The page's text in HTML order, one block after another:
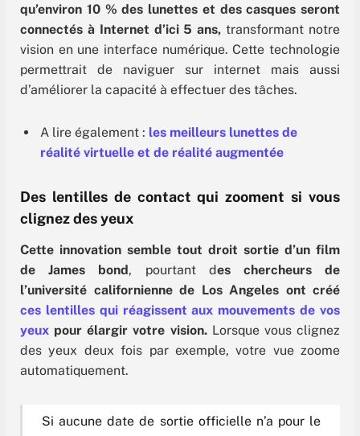
qu’environ 10 % des lunettes et des casques seront
connectés à Internet d’ici 5 ans, transformant notre
vision en une interface numérique. Cette technologie
permettrait de naviguer sur internet mais aussi
d’améliorer la capacité à effectuer des tâches.
A lire également : les meilleurs lunettes de
réalité virtuelle et de réalité augmentée
Des lentilles de contact qui zooment si vous
clignez des yeux
Cette innovation semble tout droit sortie d’un film
de James bond, pourtant des chercheurs de
l’université californienne de Los Angeles ont créé
ces lentilles qui réagissent aux mouvements de vos
yeux pour élargir votre vision. Lorsque vous clignez
des yeux deux fois par exemple, votre vue zoome
automatiquement.
Si aucune date de sortie officielle n’a pour le